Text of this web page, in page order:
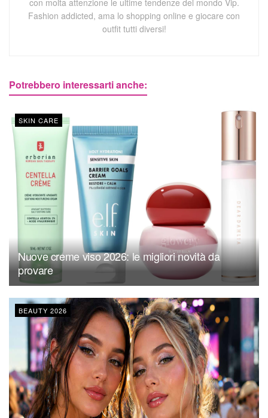
Fashion addicted, ama lo shopping online e giocare con
outfit tutti diversi!
Potrebbero interessarti anche:
SKIN CARE
Nuove creme viso 2026: le migliori novità da
provare
BEAUTY 2026